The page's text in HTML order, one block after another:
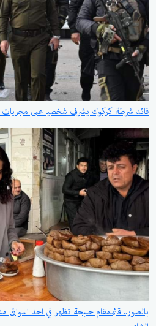
قائد شرطة كركوك يشرف شخصيا على مجريات
بالصور.. قائممقام حلبجة تظهر في احد اسواق